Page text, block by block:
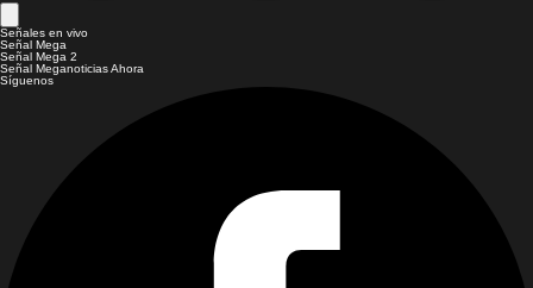
Señales en vivo
Señal Mega
Señal Mega 2
Señal Meganoticias Ahora
Síguenos